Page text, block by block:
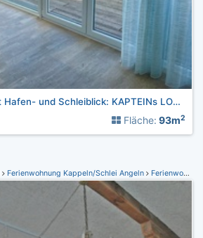
Maisonette-FeWo mit Hafen- und Schleiblick: KAPTEINs LOUNGE
Fläche: 93m2
Ferienwohnung Kappeln/Schlei Angeln Ferienwohnung Süderbrarup